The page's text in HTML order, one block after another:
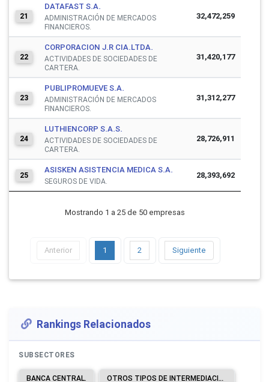
21
DATAFAST S.A.
ADMINISTRACIÓN DE MERCADOS
FINANCIEROS.
32,472,259
22
CORPORACION J.R CIA.LTDA.
ACTIVIDADES DE SOCIEDADES DE
CARTERA.
31,420,177
23
PUBLIPROMUEVE S.A.
ADMINISTRACIÓN DE MERCADOS
FINANCIEROS.
31,312,277
24
LUTHIENCORP S.A.S.
ACTIVIDADES DE SOCIEDADES DE
CARTERA.
28,726,911
25
ASISKEN ASISTENCIA MEDICA S.A.
SEGUROS DE VIDA.
28,393,692
Mostrando 1 a 25 de 50 empresas
Anterior 1 2 Siguiente
Rankings Relacionados
SUBSECTORES
BANCA CENTRAL. OTROS TIPOS DE INTERMEDIACIÓN MONETARIA.